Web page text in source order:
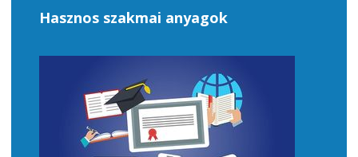
Hasznos szakmai anyagok